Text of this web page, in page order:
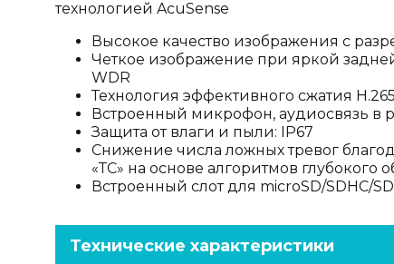
технологией AcuSense
Высокое качество изображения с
Четкое изображение при яркой
WDR
Технология эффективного сжатия
Встроенный микрофон, аудиосвязь в
Защита от влаги и пыли: IP67
Снижение числа ложных тревог
«ТС» на основе алгоритмов глубокого
Встроенный слот для microSD/SDHC/
Технические характеристики